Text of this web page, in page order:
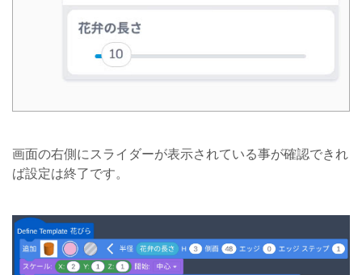
画面の右側にスライダーが表示されている事が確認できれ
ば設定は終了です。